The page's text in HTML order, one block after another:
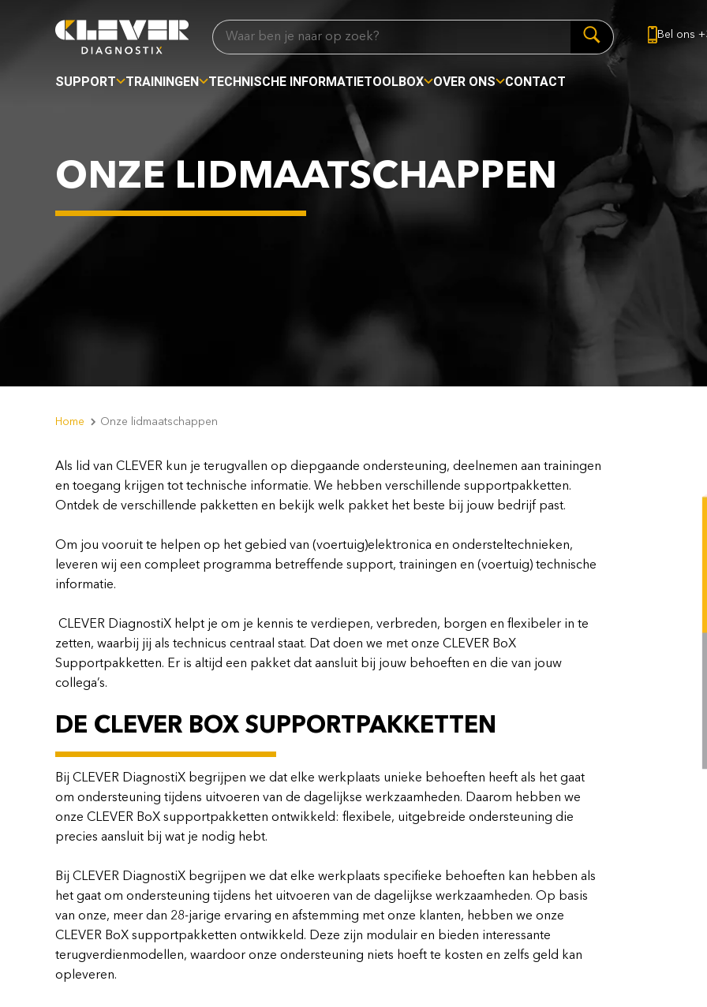
Bel ons
SUPPORT TRAININGEN TECHNISCHE INFORMATIETOOLBOX OVER ONS CONTACT
ONZE LIDMAATSCHAPPEN
Home Onze lidmaatschappen
Als lid van CLEVER kun je terugvallen op diepgaande ondersteuning, deelnemen aan trainingen
en toegang krijgen tot technische informatie. We hebben verschillende supportpakketten.
Ontdek de verschillende pakketten en bekijk welk pakket het beste bij jouw bedrijf past.
Om jou vooruit te helpen op het gebied van (voertuig)elektronica en ondersteltechnieken,
leveren wij een compleet programma betreffende support, trainingen en (voertuig) technische
informatie.
CLEVER DiagnostiX helpt je om je kennis te verdiepen, verbreden, borgen en flexibeler in te
zetten, waarbij jij als technicus centraal staat. Dat doen we met onze CLEVER BoX
Supportpakketten. Er is altijd een pakket dat aansluit bij jouw behoeften en die van jouw
collega’s.
DE CLEVER BOX SUPPORTPAKKETTEN
Bij CLEVER DiagnostiX begrijpen we dat elke werkplaats unieke behoeften heeft als het gaat
om ondersteuning tijdens uitvoeren van de dagelijkse werkzaamheden. Daarom hebben we
onze CLEVER BoX supportpakketten ontwikkeld: flexibele, uitgebreide ondersteuning die
precies aansluit bij wat je nodig hebt.
Bij CLEVER DiagnostiX begrijpen we dat elke werkplaats specifieke behoeften kan hebben als
het gaat om ondersteuning tijdens het uitvoeren van de dagelijkse werkzaamheden. Op basis
van onze, meer dan 28-jarige ervaring en afstemming met onze klanten, hebben we onze
CLEVER BoX supportpakketten ontwikkeld. Deze zijn modulair en bieden interessante
terugverdienmodellen, waardoor onze ondersteuning niets hoeft te kosten en zelfs geld kan
opleveren.